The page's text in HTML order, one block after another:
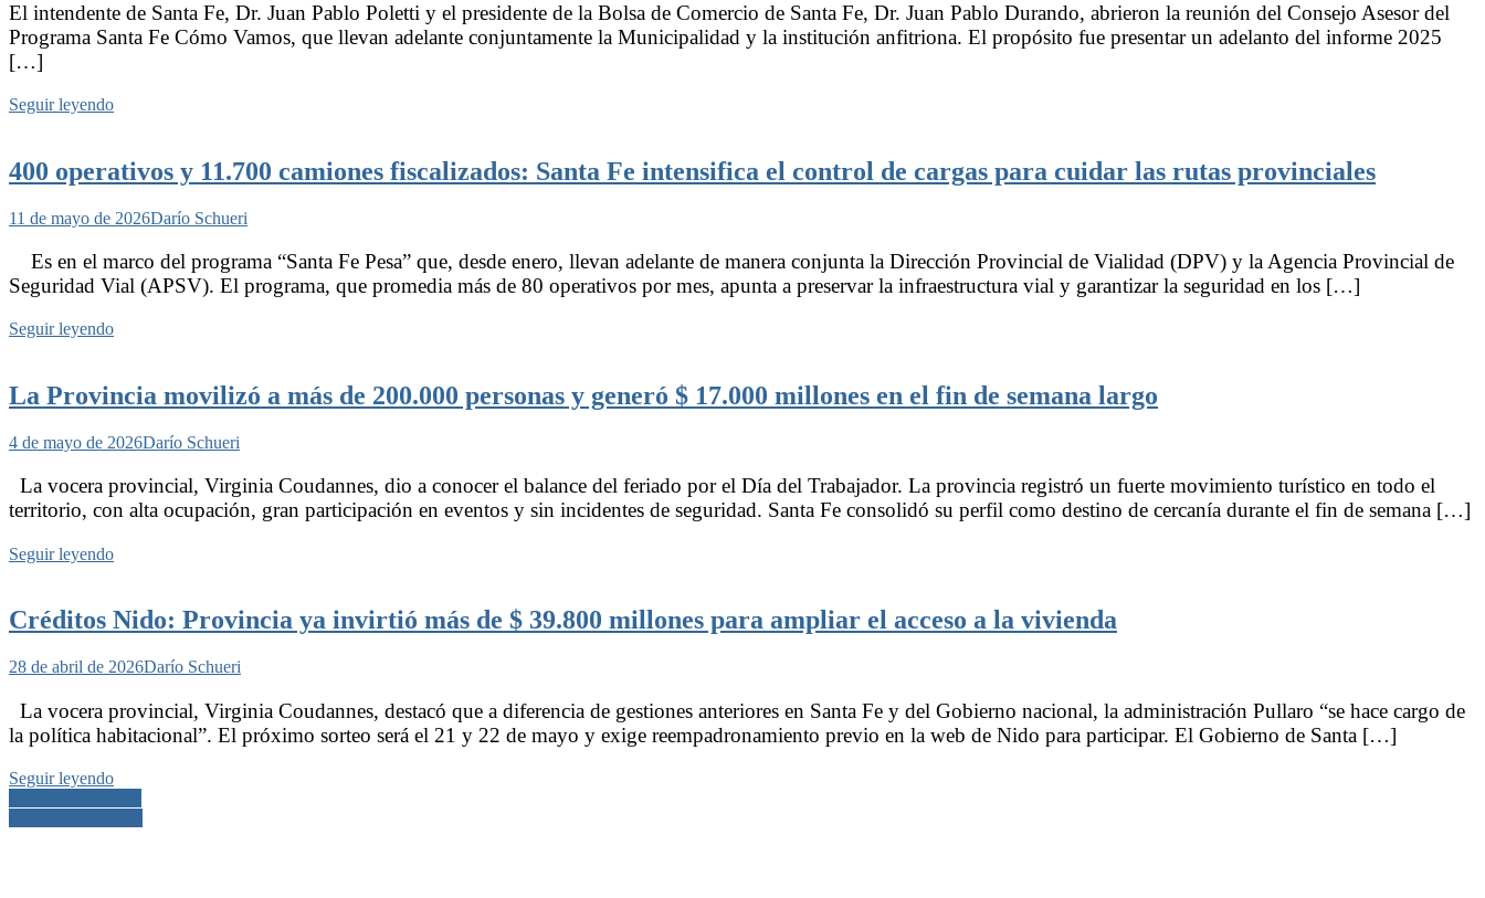
El intendente de Santa Fe, Dr. Juan Pablo Poletti y el presidente de la Bolsa de Comercio de Santa Fe, Dr. Juan Pablo Durando, abrieron la reunión del Consejo Asesor del
Programa Santa Fe Cómo Vamos, que llevan adelante conjuntamente la Municipalidad y la institución anfitriona. El propósito fue presentar un adelanto del informe 2025
[…]
Seguir leyendo
400 operativos y 11.700 camiones fiscalizados: Santa Fe intensifica el control de cargas para cuidar las rutas provinciales
11 de mayo de 2026Darío Schueri
Es en el marco del programa “Santa Fe Pesa” que, desde enero, llevan adelante de manera conjunta la Dirección Provincial de Vialidad (DPV) y la Agencia Provincial de
Seguridad Vial (APSV). El programa, que promedia más de 80 operativos por mes, apunta a preservar la infraestructura vial y garantizar la seguridad en los […]
Seguir leyendo
La Provincia movilizó a más de 200.000 personas y generó $ 17.000 millones en el fin de semana largo
4 de mayo de 2026Darío Schueri
La vocera provincial, Virginia Coudannes, dio a conocer el balance del feriado por el Día del Trabajador. La provincia registró un fuerte movimiento turístico en todo el
territorio, con alta ocupación, gran participación en eventos y sin incidentes de seguridad. Santa Fe consolidó su perfil como destino de cercanía durante el fin de semana […]
Seguir leyendo
Créditos Nido: Provincia ya invirtió más de $ 39.800 millones para ampliar el acceso a la vivienda
28 de abril de 2026Darío Schueri
La vocera provincial, Virginia Coudannes, destacó que a diferencia de gestiones anteriores en Santa Fe y del Gobierno nacional, la administración Pullaro “se hace cargo de
la política habitacional”. El próximo sorteo será el 21 y 22 de mayo y exige reempadronamiento previo en la web de Nido para participar. El Gobierno de Santa […]
Seguir leyendo
Navegación
de